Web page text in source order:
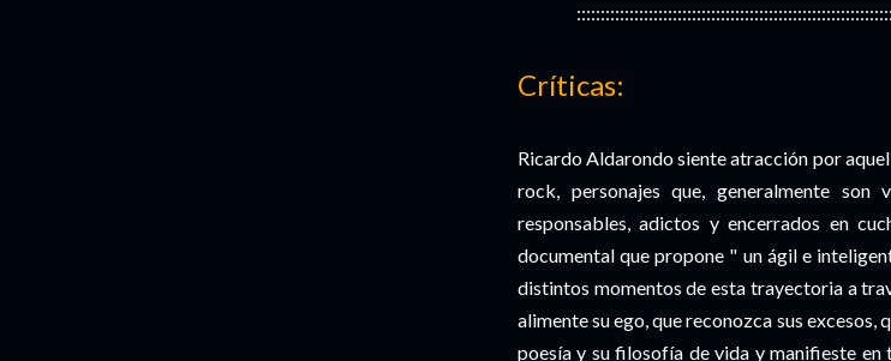
Críticas:
Ricardo Aldarondo siente atracción por
rock, personajes que, generalmente
responsables, adictos y encerrados en
documental que propone " un ágil e
distintos momentos de esta trayectoria a
alimente su ego, que reconozca sus excesos,
poesía y su filosofía de vida y manifieste